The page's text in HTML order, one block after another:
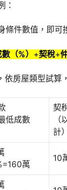
：
條件數值，即可
（%） +契稅+
房屋類型試算
低成數
契
（
計）
萬
10